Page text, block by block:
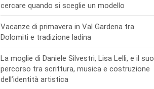
cercare quando si sceglie un modello
Vacanze di primavera in Val Gardena tra
Dolomiti e tradizione ladina
La moglie di Daniele Silvestri, Lisa Lelli, e il suo
percorso tra scrittura, musica e costruzione
dell’identità artistica